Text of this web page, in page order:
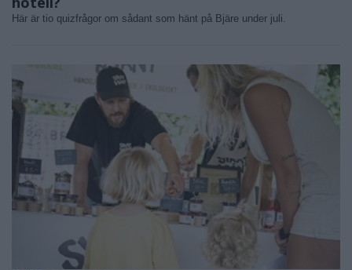
Här är tio quizfrågor om sådant som hänt på Bjäre under juli.